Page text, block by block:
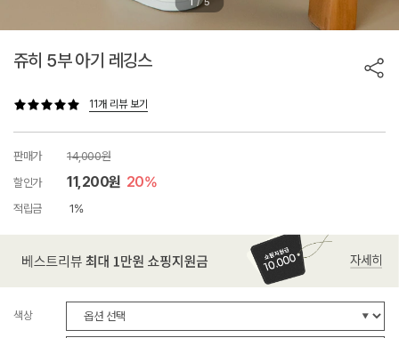
1 5
쥬히 5부 아기 레깅스
11개 리뷰 보기
판매가
14,000원
할인가
11,200원 20%
적립금 1%
색상